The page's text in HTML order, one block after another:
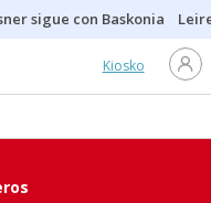
sigue con Baskonia
Kiosko